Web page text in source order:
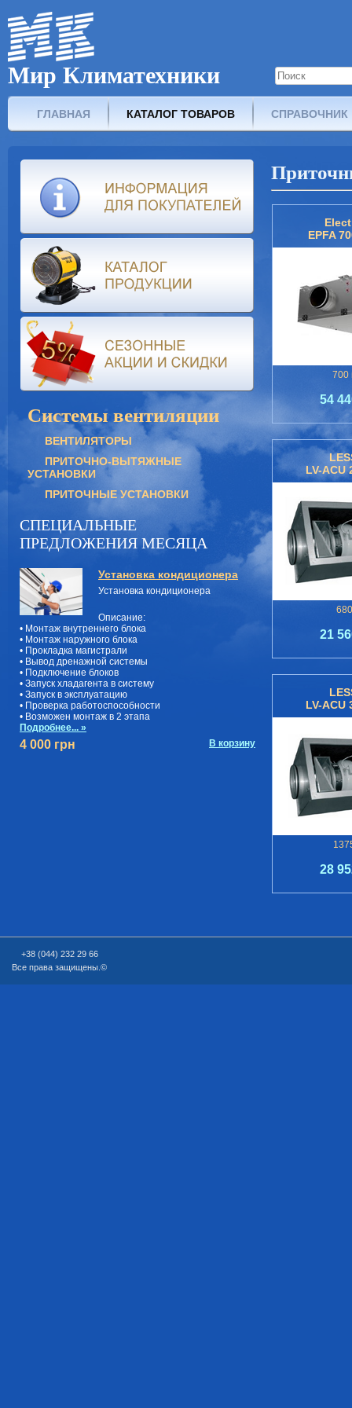
Мир Климатехники
ГЛАВНАЯ КАТАЛОГ ТОВАРОВ СПРАВОЧНИК
Системы вентиляции
ВЕНТИЛЯТОРЫ
ПРИТОЧНО-ВЫТЯЖНЫЕ
УСТАНОВКИ
ПРИТОЧНЫЕ УСТАНОВКИ
СПЕЦИАЛЬНЫЕ
ПРЕДЛОЖЕНИЯ МЕСЯЦА
Установка кондиционера
Установка кондиционера
Описание:
• Монтаж внутреннего блока
• Монтаж наружного блока
• Прокладка магистрали
• Вывод дренажной системы
• Подключение блоков
• Запуск хладагента в систему
• Запуск в эксплуатацию
• Проверка работоспособности
• Возможен монтаж в 2 этапа
Подробнее... »
4 000 грн В корзину
EPFA
700
54
LV-ACU
21
LV-ACU
28
+38 (044) 232 29 66
Все права защищены.©